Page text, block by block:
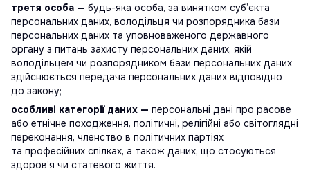
третя особа — будь-яка особа, за винятком суб’єкта
персональних даних, володільця чи розпорядника бази
персональних даних та уповноваженого державного
органу з питань захисту персональних даних, якій
володільцем чи розпорядником бази персональних даних
здійснюється передача персональних даних відповідно
до закону;
особливі категорії даних — персональні дані про расове
або етнічне походження, політичні, релігійні або світоглядні
переконання, членство в політичних партіях
та професійних спілках, а також даних, що стосуються
здоров’я чи статевого життя.